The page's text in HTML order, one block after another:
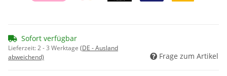
Sofort verfügbar
Lieferzeit:2 - 3 Werktage (DE - Ausland
abweichend)
Frage zum Artikel